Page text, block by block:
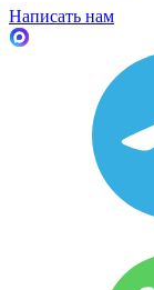
Написать нам